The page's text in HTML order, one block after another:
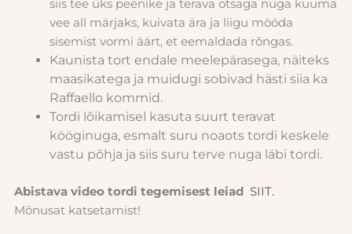
siis tee üks peenike ja terava otsaga nuga kuuma
vee all märjaks, kuivata ära ja liigu mööda
sisemist vormi äärt, et eemaldada rõngas.
Kaunista tort endale meelepärasega, näiteks
maasikatega ja muidugi sobivad hästi siia ka
Raffaello kommid.
Tordi lõikamisel kasuta suurt teravat
kööginuga, esmalt suru noaots tordi keskele
vastu põhja ja siis suru terve nuga läbi tordi.
Abistava video tordi tegemisest leiad SIIT.
Mõnusat katsetamist!